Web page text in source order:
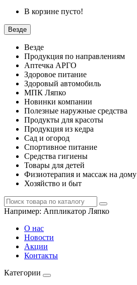
В корзине пусто!
Везде
Везде
Продукция по направлениям
Аптечка АРГО
Здоровое питание
Здоровый автомобиль
МПК Ляпко
Новинки компании
Полезные наружные средства
Продукты для красоты
Продукция из кедра
Сад и огород
Спортивное питание
Средства гигиены
Товары для детей
Физиотерапия и массаж на дому
Хозяйство и быт
Например: Аппликатор Ляпко
О нас
Новости
Акции
Контакты
Категории